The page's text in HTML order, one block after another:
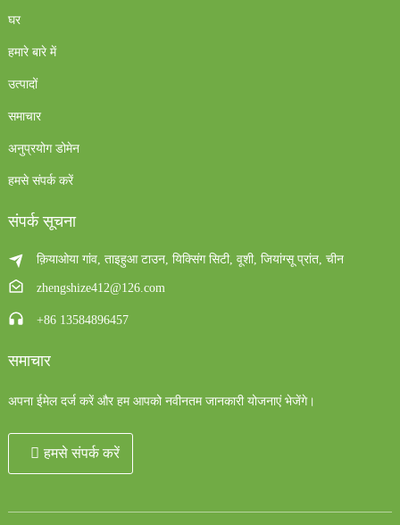
घर
हमारे बारे में
उत्पादों
समाचार
अनुप्रयोग डोमेन
हमसे संपर्क करें
संपर्क सूचना
क़ियाओया गांव, ताइहुआ टाउन, यिक्सिंग सिटी, वूशी, जियांग्सू प्रांत, चीन
zhengshize412@126.com
+86 13584896457
समाचार
अपना ईमेल दर्ज करें और हम आपको नवीनतम जानकारी योजनाएं भेजेंगे।
हमसे संपर्क करें